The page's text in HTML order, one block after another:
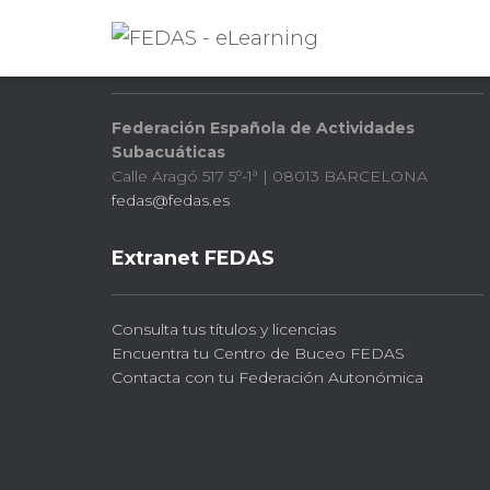
Federación Española de Actividades
Subacuáticas
Calle Aragó 517 5º-1ª | 08013 BARCELONA
fedas@fedas.es
Extranet FEDAS
Consulta tus títulos y licencias
Encuentra tu Centro de Buceo FEDAS
Contacta con tu Federación Autonómica